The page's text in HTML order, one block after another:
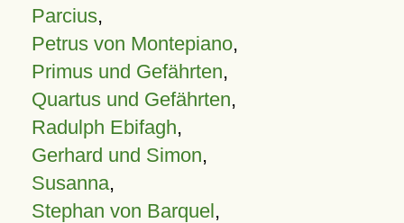
Parcius,
Petrus von Montepiano,
Primus und Gefährten,
Quartus und Gefährten,
Radulph Ebifagh,
Gerhard und Simon,
Susanna,
Stephan von Barquel,